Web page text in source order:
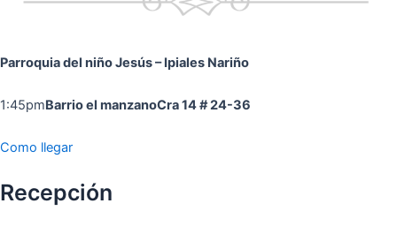
Parroquia del niño Jesús– Ipiales Nariño
1:45pmBarrio el manzanoCra 14 # 24-36
Como llegar
Recepción